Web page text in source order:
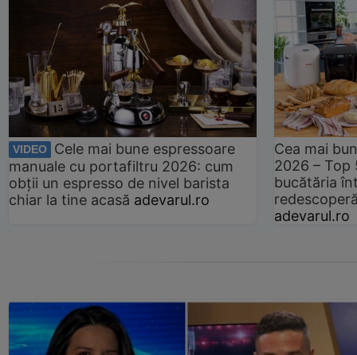
VIDEO
Cele mai bune espressoare
manuale cu portafiltru 2026: cum
obții un espresso de nivel barista
chiar la tine acasă adevarul.ro
Cea mai
2026 –
bucătăria
adevarul.ro